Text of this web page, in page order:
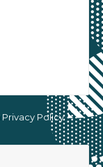
Privacy Policy